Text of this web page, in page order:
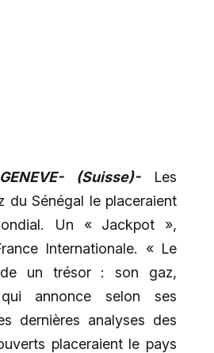
GENEVE- (Suisse)-Les
du Sénégal le placeraient
Un « Jackpot »,
Internationale. « Le
un trésor : son gaz,
annonce selon ses
dernières analyses des
placeraient le pays